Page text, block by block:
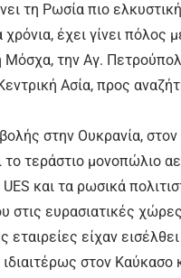
τη Ρωσία πιο
έχει γίνει πόλος
την Αγ.
Ασία, προς
στην Ουκρανία,
τεράστιο μονοπώλιο
και τα ρωσικά
στις ευρασιατικές
είχαν
στον Καύκασο